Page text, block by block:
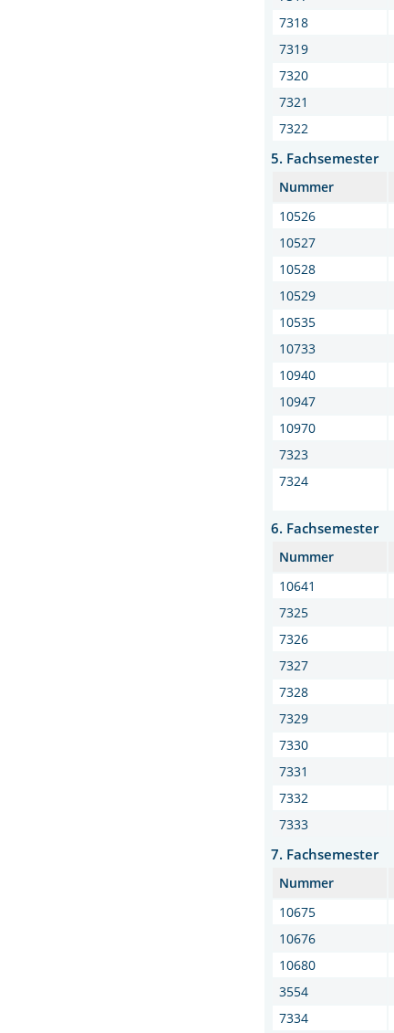
7318
7319
7320
7321
7322
5. Fachsemester
Nummer
10526
10527
10528
10529
10535
10733
10940
10947
10970
7323
7324
6. Fachsemester
Nummer
10641
7325
7326
7327
7328
7329
7330
7331
7332
7333
7. Fachsemester
Nummer
10675
10676
10680
3554
7334